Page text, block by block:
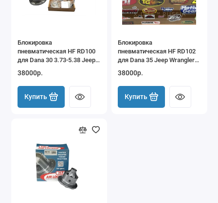
Блокировка
пневматическая HF RD100
для Dana 30 3.73-5.38 Jeep
38000р.
Купить
Блокировка
пневматическая HF RD102
для Dana 35 Jeep Wrangler
Ranger
38000р.
Купить